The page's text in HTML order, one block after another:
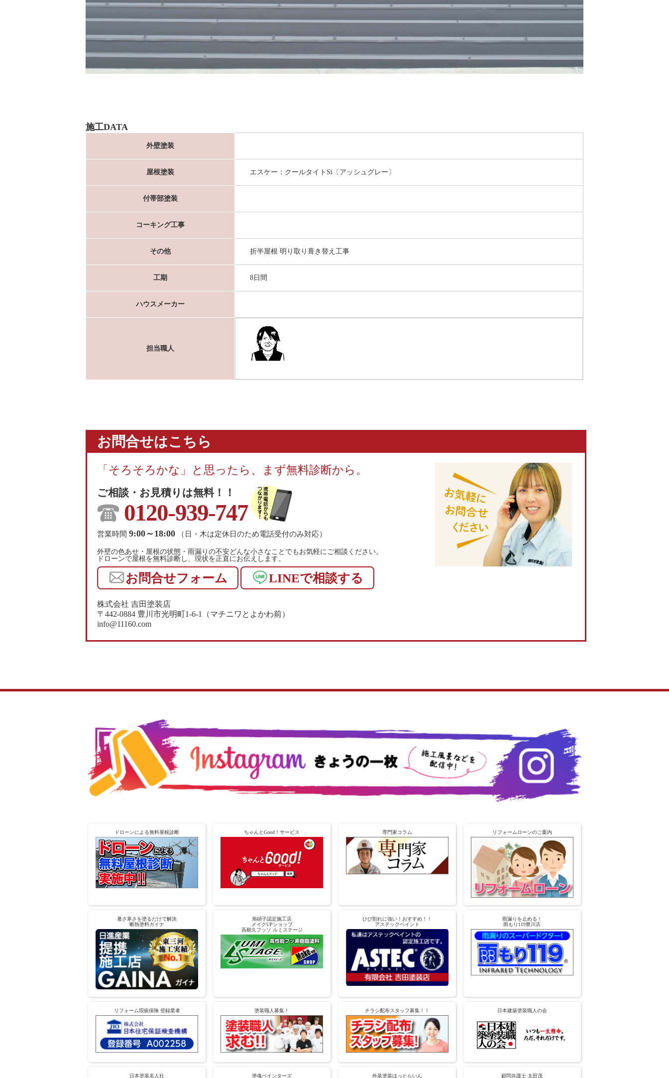
施工DATA
外壁塗装
屋根塗装 エスケー：クールタイトSi〔アッシュグレー〕
付帯部塗装
コーキング工事
その他 折半屋根 明り取り葺き替え工事
工期 8日間
ハウスメーカー
担当職人
お問合せはこちら
「そろそろかな」と思ったら、まず無料診断から。
ご相談・お見積りは無料！！
0120-939-747
営業時間 9:00～18:00 （日・木は定休日のため電話受付のみ対応）
外壁の色あせ・屋根の状態・雨漏りの不安どんな小さなことでもお気軽にご相談ください。
ドローンで屋根を無料診断し、現状を正直にお伝えします。
お問合せフォーム LINEで相談する
株式会社 吉田塗装店
〒442-0884 豊川市光明町1-6-1（マチニワとよかわ前）
info@11160.com
ドローンによる無料屋根診断 ちゃんとGood！サービス 専門家コラム リフォームローンのご案内
暑さ寒さを塗るだけで解決
断熱塗料ガイナ
旭硝子認定施工店
メイクUPショップ
高耐久フッソ ルミステージ
ひび割れに強い！おすすめ！！
アステックペイント
雨漏りを止める！
雨もり119豊川店
リフォーム瑕疵保険 登録業者 塗装職人募集！ チラシ配布スタッフ募集！！ 日本建築塗装職人の会
日本塗装名人社 塗魂ペインターズ 外装塗装ほっとらいん 顧問弁護士 太田茂